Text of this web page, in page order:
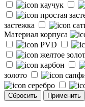
каучук
простая
застежка
Материал корпуса
PVD
желтое
карбон
золото
серебро
Сбросить Применить